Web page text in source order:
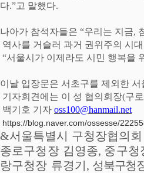
다.”고 말했다.
나아가 참석자들은 “우리는 지금,
역사를 거슬러 과거 권위주의 시
“서울시가 이제라도 시민 행복을
이날 입장문은 서초구를 제외한 서
기자회견에는 이 성 협의회장(구
백기호 기자 oss100@hanmail.net
https://blog.naver.com/ossesse/
&서울특별시 구청장협의회
종로구청장 김영종, 중구청
랑구청장 류경기 , 성북구청